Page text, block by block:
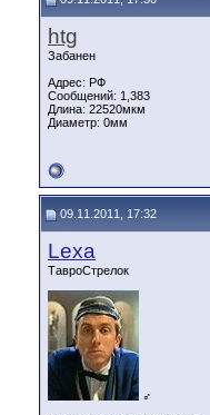
htg
Забанен
Адрес: РФ
Сообщений: 1,383
Длина: 22520мкм
Диаметр: 0мм
09.11.2011, 17:32
Lexa
ТавроСтрелок
♂